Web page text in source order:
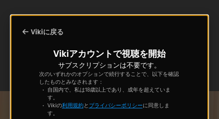
Vikiに戻る
Vikiアカウントで視聴を開始
サブスクリプションは不要です。
次のいずれかのオプションで続行することで、以下を確認
したものとみなされます：
自国内で、私は18歳以上であり、成年を超えていま
す。
Vikiの利用規約と プライバシーポリシーに同意しま
す。